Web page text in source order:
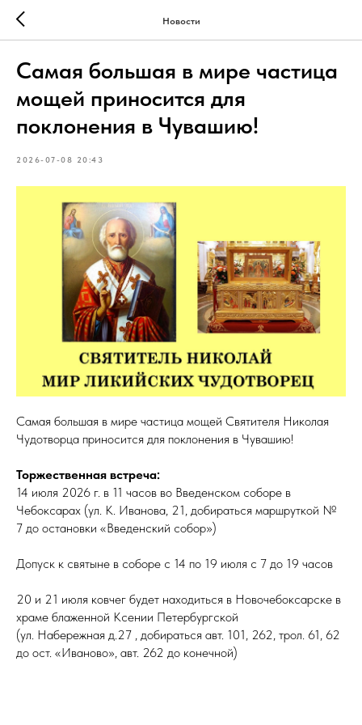
Новости
Самая большая в мире частица
мощей приносится для
поклонения в Чувашию!
2026-07-08 20:43
Самая большая в мире частица мощей Святителя Николая
Чудотворца приносится для поклонения в Чувашию!
Торжественная встреча:
14 июля 2026 г. в 11 часов во Введенском соборе в
Чебоксарах (ул. К. Иванова, 21, добираться маршруткой №
7 до остановки «Введенский собор»)
Допуск к святыне в соборе с 14 по 19 июля с 7 до 19 часов
20 и 21 июля ковчег будет находиться в Новочебоксарске в
храме блаженной Ксении Петербургской
(ул. Набережная д.27 , добираться авт. 101, 262, трол. 61, 62
до ост. «Иваново», авт. 262 до конечной)